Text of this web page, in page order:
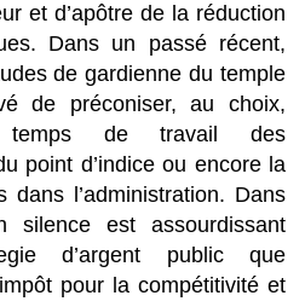
et d’apôtre de la réduction
Dans un passé récent,
de gardienne du temple
de préconiser, au choix,
temps de travail des
point d’indice ou encore la
dans l’administration. Dans
silence est assourdissant
d’argent public que
pour la compétitivité et